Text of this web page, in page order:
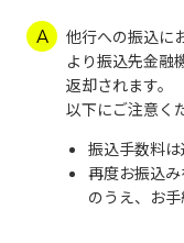
他行への振込に
より振込先金融
返却されます。
以下にご注意く
振込手数料は
再度お振込
のうえ、お手